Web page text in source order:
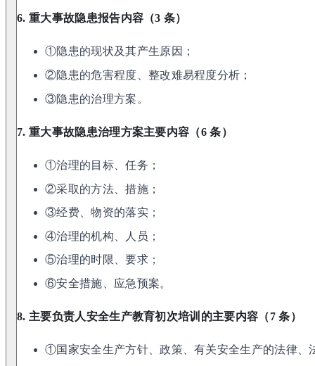
6. 重大事故隐患报告内容（3 条）
①隐患的现状及其产生原因；
②隐患的危害程度、整改难易程度分析；
③隐患的治理方案。
7. 重大事故隐患治理方案主要内容（6 条）
①治理的目标、任务；
②采取的方法、措施；
③经费、物资的落实；
④治理的机构、人员；
⑤治理的时限、要求；
⑥安全措施、应急预案。
8. 主要负责人安全生产教育初次培训的主要内容（7 条）
①国家安全生产方针、政策、有关安全生产的法律、